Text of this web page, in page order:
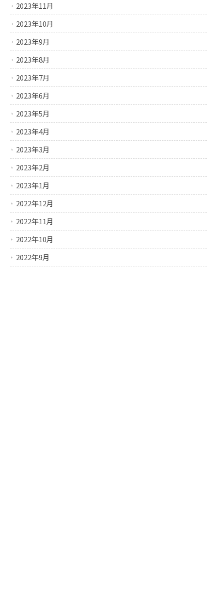
2023年11月
2023年10月
2023年9月
2023年8月
2023年7月
2023年6月
2023年5月
2023年4月
2023年3月
2023年2月
2023年1月
2022年12月
2022年11月
2022年10月
2022年9月